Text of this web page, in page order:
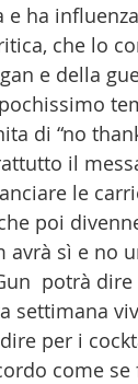
e ha
che lo
e della
di “no
il
le
poi
avrà sì e no
potrà
settimana
per i
come